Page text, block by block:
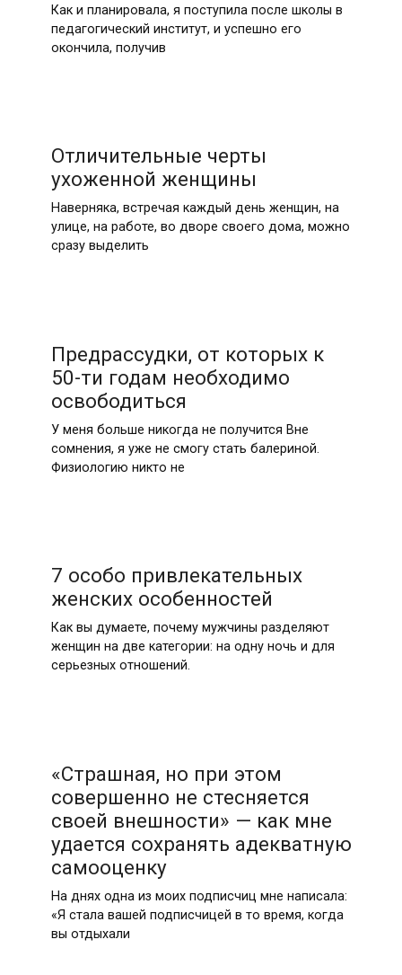
Как и планировала, я поступила после школы в
педагогический институт, и успешно его
окончила, получив
Отличительные черты
ухоженной женщины
Наверняка, встречая каждый день женщин, на
улице, на работе, во дворе своего дома, можно
сразу выделить
Предрассудки, от которых к
50-ти годам необходимо
освободиться
У меня больше никогда не получится Вне
сомнения, я уже не смогу стать балериной.
Физиологию никто не
7 особо привлекательных
женских особенностей
Как вы думаете, почему мужчины разделяют
женщин на две категории: на одну ночь и для
серьезных отношений.
«Страшная, но при этом
совершенно не стесняется
своей внешности» — как мне
удается сохранять адекватную
самооценку
На днях одна из моих подписчиц мне написала:
«Я стала вашей подписчицей в то время, когда
вы отдыхали